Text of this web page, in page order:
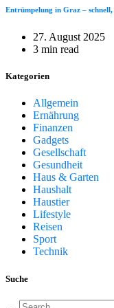
Entrümpelung in Graz –
27. August 2025
3 min read
Kategorien
Allgemein
Ernährung
Finanzen
Gadgets
Gesellschaft
Gesundheit
Haus & Garten
Haushalt
Haustier
Lifestyle
Reisen
Sport
Technik
Suche